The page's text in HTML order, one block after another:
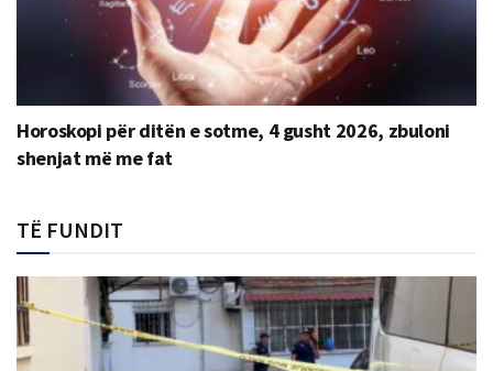
Horoskopi për ditën e sotme, 4 gusht 2026, zbuloni
shenjat më me fat
TË FUNDIT